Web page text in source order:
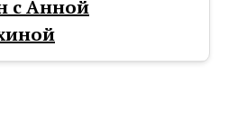
с Анной